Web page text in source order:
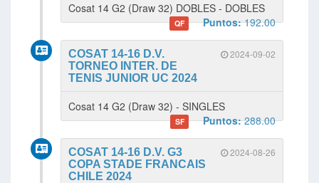
Cosat 14 G2 (Draw 32) DOBLES - DOBLES
QF Puntos:192.00
2024-09-02
COSAT 14-16 D.V.
TORNEO INTER. DE
TENIS JUNIOR UC 2024
Cosat 14 G2 (Draw 32) - SINGLES
SF Puntos:288.00
2024-08-26
COSAT 14-16 D.V. G3
COPA STADE FRANCAIS
CHILE 2024